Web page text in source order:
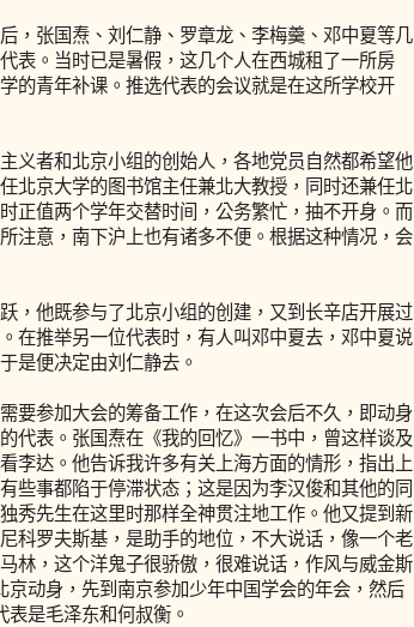
张国焘、刘仁静、罗章龙、李梅羹、邓中夏等几
表。当时已是暑假，这几个人在西城租了一所房
的青年补课。推选代表的会议就是在这所学校开
者和北京小组的创始人，各地党员自然都希望他
北京大学的图书馆主任兼北大教授，同时还兼任北
正值两个学年交替时间，公务繁忙，抽不开身。而
注意，南下沪上也有诸多不便。根据这种情况，会
他既参与了北京小组的创建，又到长辛店开展过
在推举另一位代表时，有人叫邓中夏去，邓中夏说
是便决定由刘仁静去。
参加大会的筹备工作，在这次会后不久，即动身
代表。张国焘在《我的回忆》一书中，曾这样谈及
李达。他告诉我许多有关上海方面的情形，指出上
些事都陷于停滞状态；这是因为李汉俊和其他的同
秀先生在这里时那样全神贯注地工作。他又提到新
科罗夫斯基，是助手的地位，不大说话，像一个老
林，这个洋鬼子很骄傲，很难说话，作风与威金斯
动身，先到南京参加少年中国学会的年会，然后
是毛泽东和何叔衡。